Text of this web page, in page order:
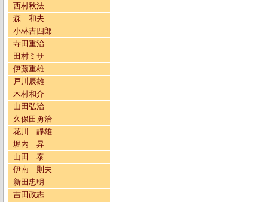
西村秋法
森 和夫
小林吉四郎
寺田重治
田村ミサ
伊藤重雄
戸川辰雄
木村和介
山田弘治
久保田勇治
花川 靜雄
堀内 昇
山田 泰
伊南 則夫
新田忠明
吉田政志